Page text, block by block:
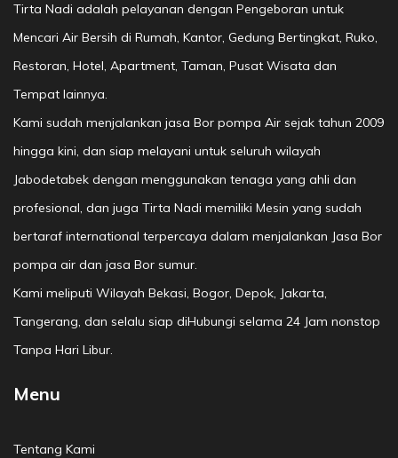
Tirta Nadi adalah pelayanan dengan Pengeboran untuk
Mencari Air Bersih di Rumah, Kantor, Gedung Bertingkat, Ruko,
Restoran, Hotel, Apartment, Taman, Pusat Wisata dan
Tempat lainnya.
Kami sudah menjalankan jasa Bor pompa Air sejak tahun 2009
hingga kini, dan siap melayani untuk seluruh wilayah
Jabodetabek dengan menggunakan tenaga yang ahli dan
profesional, dan juga Tirta Nadi memiliki Mesin yang sudah
bertaraf international terpercaya dalam menjalankan Jasa Bor
pompa air dan jasa Bor sumur.
Kami meliputi Wilayah Bekasi, Bogor, Depok, Jakarta,
Tangerang, dan selalu siap diHubungi selama 24 Jam nonstop
Tanpa Hari Libur.
Menu
Tentang Kami